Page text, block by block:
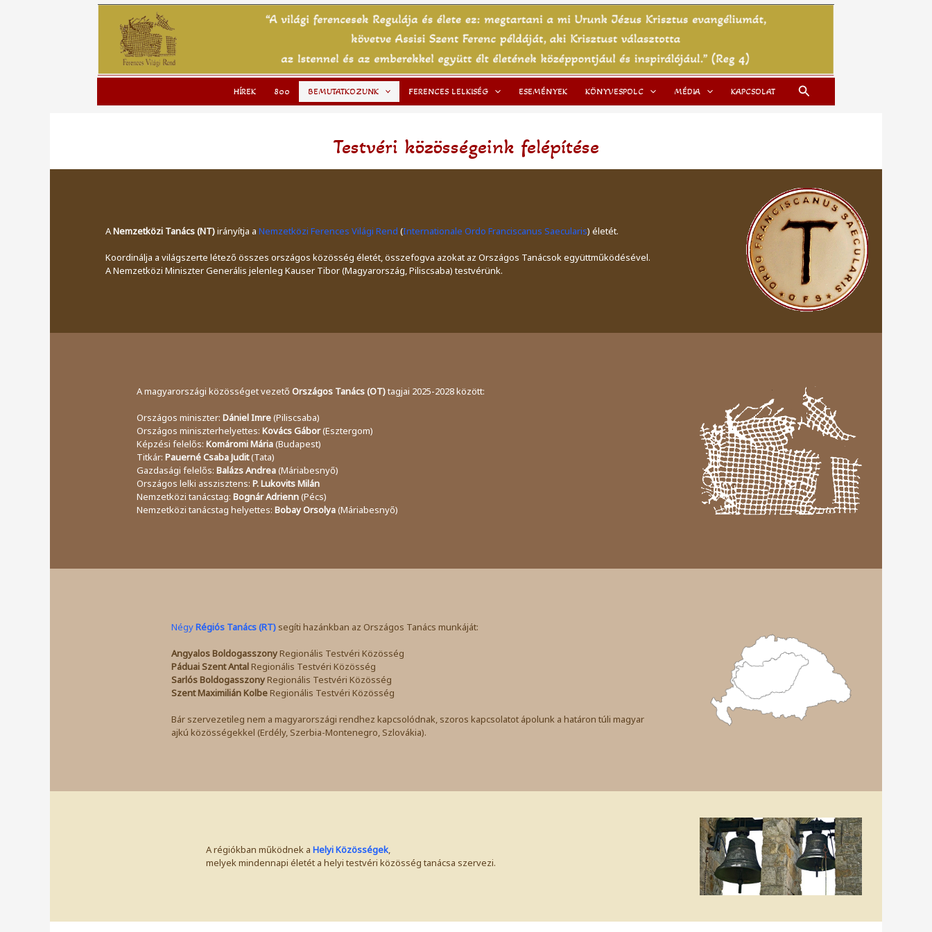
HÍREK 800 BEMUTATKOZUNK FERENCES LELKISÉG ESEMÉNYEK KÖNYVESPOLC MÉDIA KAPCSOLAT Search
Testvéri közösségeink felépítése
ANemzetközi Tanács (NT)irányítja aNemzetközi Ferences Világi Rend (Internationale Ordo Franciscanus Saecularis) életét.
Koordinálja a világszerte létező összes országos közösség életét, összefogva azokat az Országos Tanácsok együttműködésével.
A Nemzetközi Miniszter Generális jelenleg Kauser Tibor (Magyarország, Piliscsaba) testvérünk.
A magyarországi közösséget vezető Országos Tanács (OT)tagjai 2025-2028 között:
Országos miniszter: Dániel Imre(Piliscsaba)
Országos miniszterhelyettes: Kovács Gábor(Esztergom)
Képzési felelős: Komáromi Mária(Budapest)
Titkár: Pauerné Csaba Judit(Tata)
Gazdasági felelős: Balázs Andrea(Máriabesnyő)
Országos lelki asszisztens: P. Lukovits Milán
Nemzetközi tanácstag: Bognár Adrienn(Pécs)
Nemzetközi tanácstag helyettes: Bobay Orsolya(Máriabesnyő)
NégyRégiós Tanács (RT)segíti hazánkban az Országos Tanács munkáját:
Angyalos BoldogasszonyRegionális Testvéri Közösség
Páduai Szent AntalRegionális Testvéri Közösség
Sarlós BoldogasszonyRegionális Testvéri Közösség
Szent Maximilián KolbeRegionális Testvéri Közösség
Bár szervezetileg nem a magyarországi rendhez kapcsolódnak, szoros kapcsolatot ápolunk a határon túli magyar
ajkú közösségekkel (Erdély, Szerbia-Montenegro, Szlovákia).
A régiókban működnek a Helyi Közösségek,
melyek mindennapi életét a helyi testvéri közösség tanácsa szervezi.